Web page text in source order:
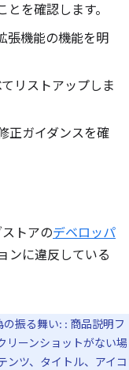
を確認します。
張機能の機能を明
リストアップしま
正ガイダンスを確
トアのデベロッパ
ンに違反している
振る舞い: : 商品説明フ
リーンショットがない場
ンツ、タイトル、アイコ